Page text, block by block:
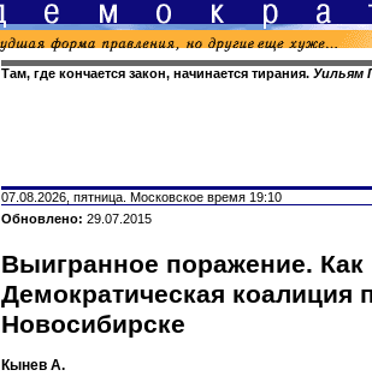
Там, где кончается закон, начинается тирания. Уильям
07.08.2026, пятница. Московское время 19:10
Обновлено: 29.07.2015
Выигранное поражение. Как
Демократическая коалиция
Новосибирске
Кынев А.